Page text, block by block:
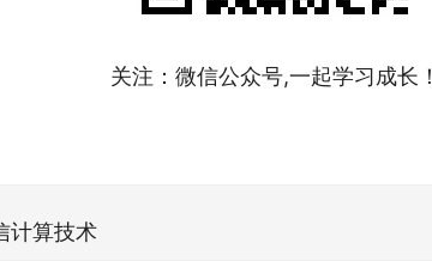
关注：微信公众号,一起学习成长！
计算技术